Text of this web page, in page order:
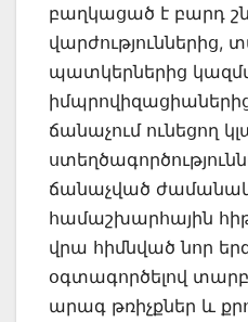
բաղկացած է բարդ
վարժություններից,
պատկերներից
ճանաչում ունեցող
ճանաչված
համաշխարհային
վրա հիմնված նոր
օգտագործելով
արագ թռիչքներ և